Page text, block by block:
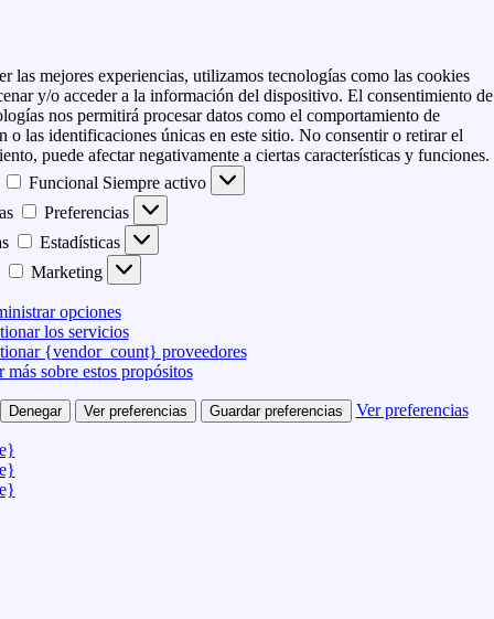
las mejores experiencias, utilizamos tecnologías como las cookies
y/o acceder a la información del dispositivo. El consentimiento de
nos permitirá procesar datos como el comportamiento de
o las identificaciones únicas en este sitio. No consentir o retirar el
puede afectar negativamente a ciertas características y funciones.
Funcional Siempre activo
Preferencias
Estadísticas
Marketing
opciones
los servicios
{vendor_count} proveedores
más sobre estos propósitos
Denegar Ver preferencias Guardar preferencias Ver preferencias